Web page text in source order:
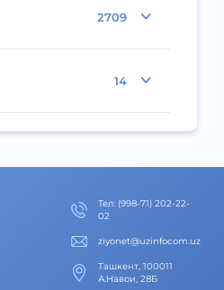
2709
14
Тел: (998-71) 202-22-
02
ziyonet@uzinfocom.uz
Ташкент, 100011
А.Навои, 28Б